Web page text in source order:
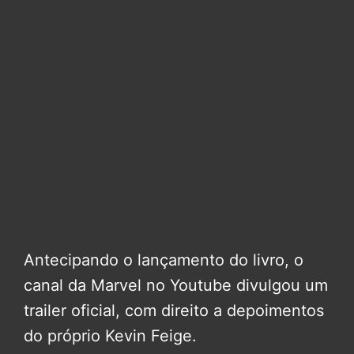
Antecipando o lançamento do livro, o
canal da Marvel no Youtube divulgou um
trailer oficial, com direito a depoimentos
do próprio Kevin Feige.